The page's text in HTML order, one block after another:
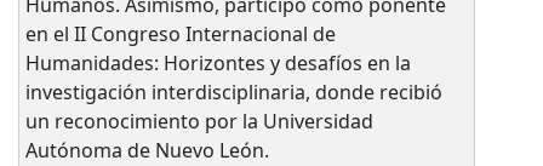
en el II Congreso Internacional de
Humanidades: Horizontes y desafíos en la
investigación interdisciplinaria, donde recibió
un reconocimiento por la Universidad
Autónoma de Nuevo León.